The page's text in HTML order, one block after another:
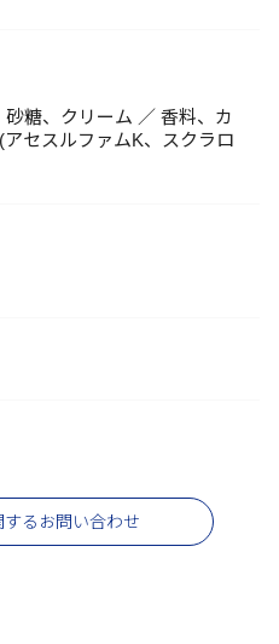
糖、クリーム ／ 香料、カ
セスルファムK、スクラロ
するお問い合わせ